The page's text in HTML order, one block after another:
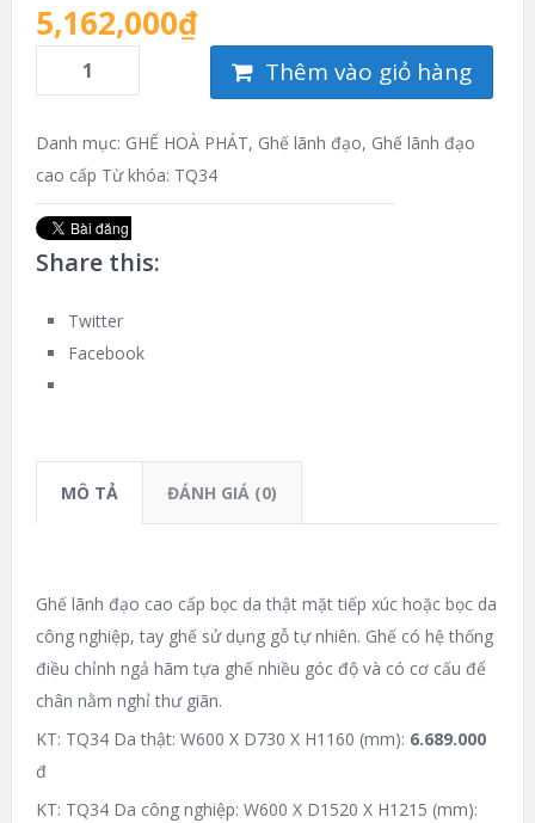
5,162,000₫
Thêm vào giỏ hàng
Danh mục: GHẾ HOÀ PHÁT, Ghế lãnh đạo, Ghế lãnh đạo
cao cấp Từ khóa: TQ34
Share this:
Twitter
Facebook
MÔ TẢ ĐÁNH GIÁ (0)
Ghế lãnh đạo cao cấp bọc da thật mặt tiếp xúc hoặc bọc da
công nghiệp, tay ghế sử dụng gỗ tự nhiên. Ghế có hệ thống
điều chỉnh ngả hãm tựa ghế nhiều góc độ và có cơ cấu để
chân nằm nghỉ thư giãn.
KT: TQ34 Da thật: W600 X D730 X H1160 (mm): 6.689.000
đ
KT: TQ34 Da công nghiệp: W600 X D1520 X H1215 (mm):